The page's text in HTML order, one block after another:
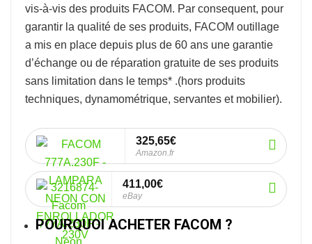
vis-à-vis des produits FACOM. Par consequent, pour
garantir la qualité de ses produits, FACOM outillage
a mis en place depuis plus de 60 ans une garantie
d’échange ou de réparation gratuite de ses produits
sans limitation dans le temps* .(hors produits
techniques, dynamométrique, servantes et mobilier).
325,65€
Amazon.fr
411,00€
eBay
POURQUOI ACHETER FACOM ?